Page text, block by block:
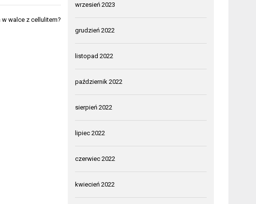
walce z cellulitem?
wrzesień 2023
grudzień 2022
listopad 2022
październik 2022
sierpień 2022
lipiec 2022
czerwiec 2022
kwiecień 2022